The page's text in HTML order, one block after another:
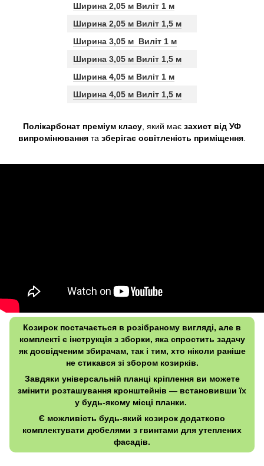
Ширина 2,05 м Виліт 1 м
Ширина 2,05 м Виліт 1,5 м
Ширина 3,05 м Виліт 1 м
Ширина 3,05 м Виліт 1,5 м
Ширина 4,05 м Виліт 1 м
Ширина 4,05 м Виліт 1,5 м
Полікарбонат преміум класу, який має захист від УФ
випромінювання та зберігає освітленість приміщення.
Козирок постачається в розібраному вигляді, але в
комплекті є інструкція з зборки, яка спростить задачу
як досвідченим збирачам, так і тим, хто ніколи раніше
не стикався зі збором козирків.
Завдяки універсальній планці кріплення ви можете
змінити розташування кронштейнів — встановивши їх
у будь-якому місці планки.
Є можливість будь-який козирок додатково
комплектувати дюбелями з гвинтами для утеплених
фасадів.